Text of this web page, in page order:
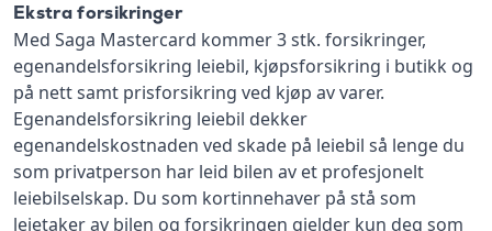
Ekstra forsikringer
Med Saga Mastercard kommer 3 stk. forsikringer,
egenandelsforsikring leiebil, kjøpsforsikring i butikk og
på nett samt prisforsikring ved kjøp av varer.
Egenandelsforsikring leiebil dekker
egenandelskostnaden ved skade på leiebil så lenge du
som privatperson har leid bilen av et profesjonelt
leiebilselskap. Du som kortinnehaver på stå som
leietaker av bilen og forsikringen gjelder kun deg som